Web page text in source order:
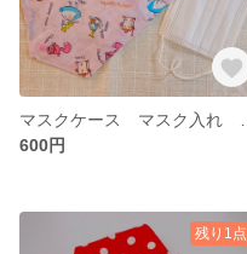
600円
残り1点